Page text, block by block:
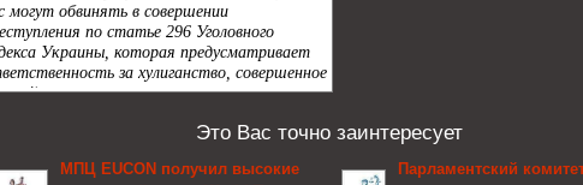
Это Вас точно заинтересует
МПЦ EUCON получил высокие
Парламентский